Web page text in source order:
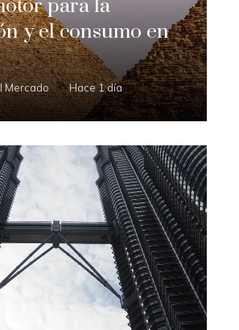
para la
y el consumo en
Mercado Hace 1 día